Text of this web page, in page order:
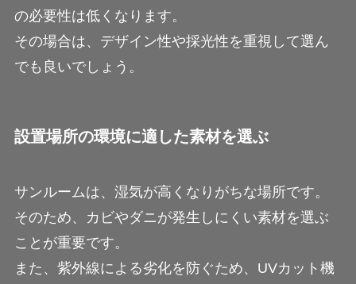
の必要性は低くなります。
その場合は、デザイン性や採光性を重視して選ん
でも良いでしょう。
設置場所の環境に適した素材を選ぶ
サンルームは、湿気が高くなりがちな場所です。
そのため、カビやダニが発生しにくい素材を選ぶ
ことが重要です。
また、紫外線による劣化を防ぐため、UVカット機